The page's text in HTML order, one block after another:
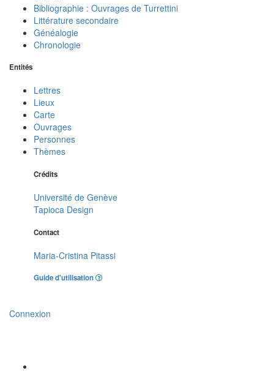
Bibliographie : Ouvrages de Turrettini
Littérature secondaire
Généalogie
Chronologie
Entités
Lettres
Lieux
Carte
Ouvrages
Personnes
Thèmes
Crédits
Université de Genève
Tapioca Design
Contact
Maria-Cristina Pitassi
Guide d'utilisation
Connexion